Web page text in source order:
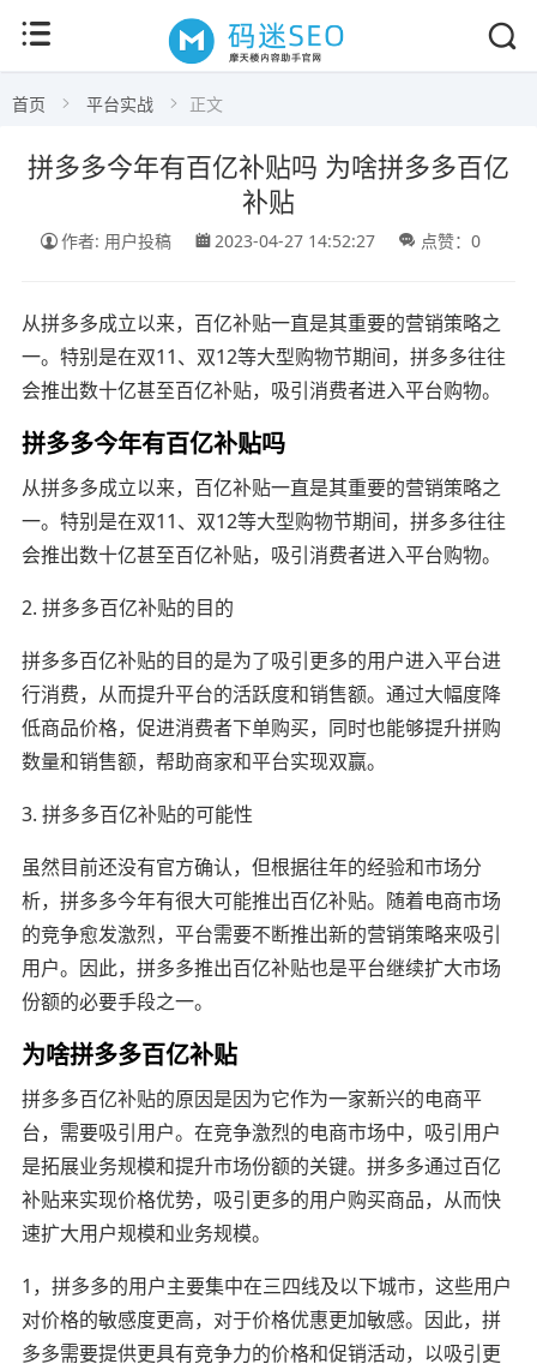
首页 平台实战 正文
拼多多今年有百亿补贴吗 为啥拼多多百亿
补贴
作者: 用户投稿 2023-04-27 14:52:27 点赞：0
从拼多多成立以来，百亿补贴一直是其重要的营销策略之
一。特别是在双11、双12等大型购物节期间，拼多多往往
会推出数十亿甚至百亿补贴，吸引消费者进入平台购物。
拼多多今年有百亿补贴吗
从拼多多成立以来，百亿补贴一直是其重要的营销策略之
一。特别是在双11、双12等大型购物节期间，拼多多往往
会推出数十亿甚至百亿补贴，吸引消费者进入平台购物。
2. 拼多多百亿补贴的目的
拼多多百亿补贴的目的是为了吸引更多的用户进入平台进
行消费，从而提升平台的活跃度和销售额。通过大幅度降
低商品价格，促进消费者下单购买，同时也能够提升拼购
数量和销售额，帮助商家和平台实现双赢。
3. 拼多多百亿补贴的可能性
虽然目前还没有官方确认，但根据往年的经验和市场分
析，拼多多今年有很大可能推出百亿补贴。随着电商市场
的竞争愈发激烈，平台需要不断推出新的营销策略来吸引
用户。因此，拼多多推出百亿补贴也是平台继续扩大市场
份额的必要手段之一。
为啥拼多多百亿补贴
拼多多百亿补贴的原因是因为它作为一家新兴的电商平
台，需要吸引用户。在竞争激烈的电商市场中，吸引用户
是拓展业务规模和提升市场份额的关键。拼多多通过百亿
补贴来实现价格优势，吸引更多的用户购买商品，从而快
速扩大用户规模和业务规模。
1，拼多多的用户主要集中在三四线及以下城市，这些用户
对价格的敏感度更高，对于价格优惠更加敏感。因此，拼
多多需要提供更具有竞争力的价格和促销活动，以吸引更